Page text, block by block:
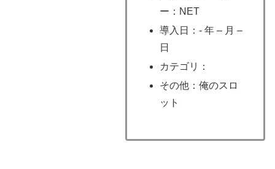
ー：NET
導入日：- 年 – 月 –
日
カテゴリ：
その他：俺のスロ
ット